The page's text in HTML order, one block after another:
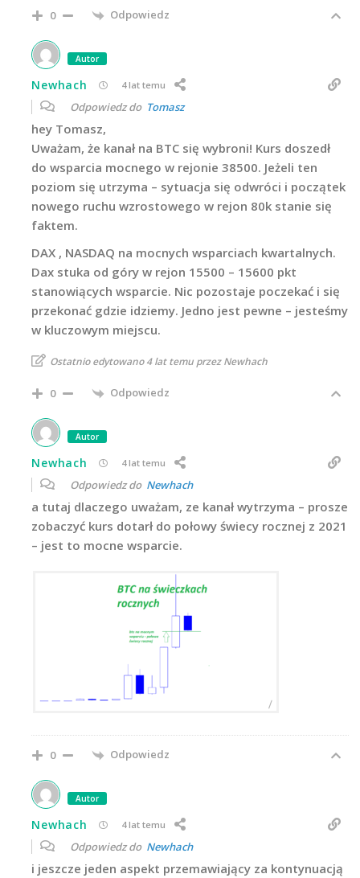
0 Odpowiedz
Autor
Newhach 4 lat temu
Odpowiedz do Tomasz
hey Tomasz,
Uważam, że kanał na BTC się wybroni! Kurs doszedł
do wsparcia mocnego w rejonie 38500. Jeżeli ten
poziom się utrzyma – sytuacja się odwróci i początek
nowego ruchu wzrostowego w rejon 80k stanie się
faktem.
DAX , NASDAQ na mocnych wsparciach kwartalnych.
Dax stuka od góry w rejon 15500 – 15600 pkt
stanowiących wsparcie. Nic pozostaje poczekać i się
przekonać gdzie idziemy. Jedno jest pewne – jesteśmy
w kluczowym miejscu.
Ostatnio edytowano 4 lat temu przez Newhach
0 Odpowiedz
Autor
Newhach 4 lat temu
Odpowiedz do Newhach
a tutaj dlaczego uważam, ze kanał wytrzyma – prosze
zobaczyć kurs dotarł do połowy świecy rocznej z 2021
– jest to mocne wsparcie.
0 Odpowiedz
Autor
Newhach 4 lat temu
Odpowiedz do Newhach
i jeszcze jeden aspekt przemawiający za kontynuacją